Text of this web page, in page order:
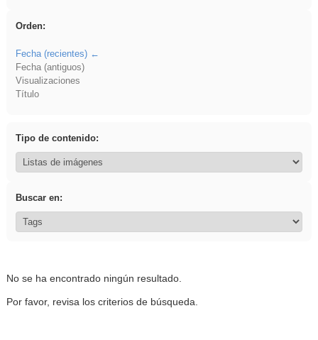
Orden:
Fecha (recientes)
Fecha (antiguos)
Visualizaciones
Título
Tipo de contenido:
Buscar en:
No se ha encontrado ningún resultado.
Por favor, revisa los criterios de búsqueda.